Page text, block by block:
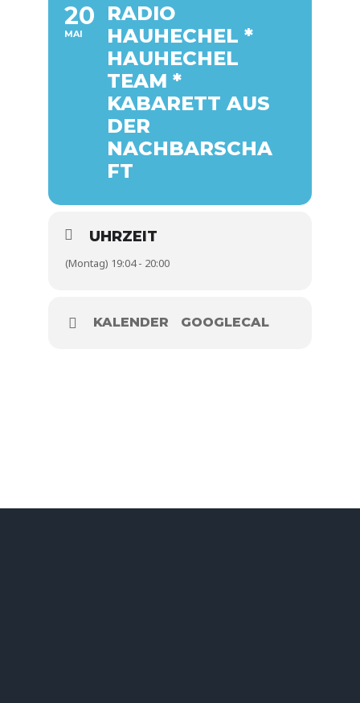
20
MAI
RADIO
HAUHECHEL *
HAUHECHEL
TEAM *
KABARETT AUS
DER
NACHBARSCHA
FT
UHRZEIT
(Montag) 19:04 - 20:00
KALENDER GOOGLECAL